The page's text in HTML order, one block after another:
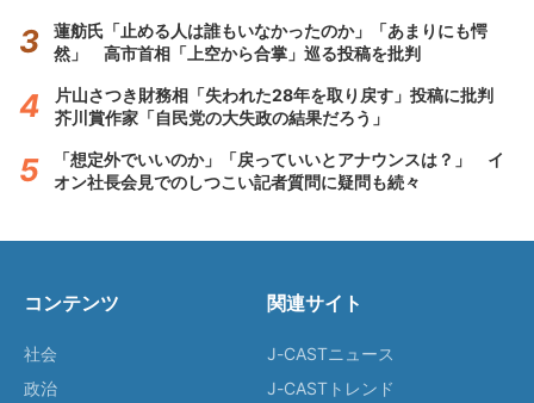
蓮舫氏「止める人は誰もいなかったのか」「あまりにも愕
然」 高市首相「上空から合掌」巡る投稿を批判
片山さつき財務相「失われた28年を取り戻す」投稿に批判
芥川賞作家「自民党の大失政の結果だろう」
「想定外でいいのか」「戻っていいとアナウンスは？」 イ
オン社長会見でのしつこい記者質問に疑問も続々
コンテンツ
社会
政治
関連サイト
J-CASTニュース
J-CASTトレンド